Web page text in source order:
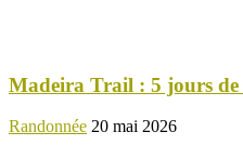
Madeira Trail : 5 jours de
Randonnée 20 mai 2026